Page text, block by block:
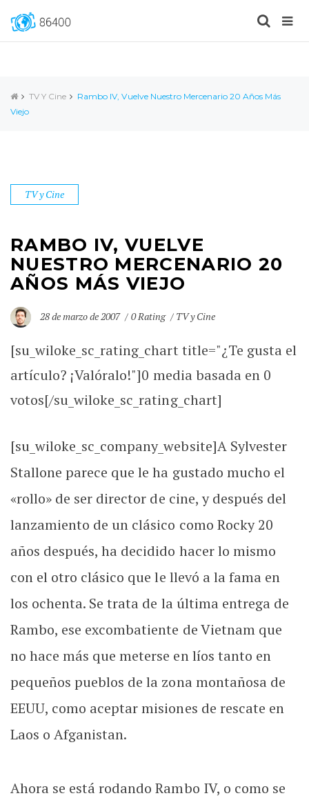
TV Y Cine
Rambo IV, Vuelve Nuestro Mercenario 20 Años Más
Viejo
TV y Cine
RAMBO IV, VUELVE
NUESTRO MERCENARIO 20
AÑOS MÁS VIEJO
28 de marzo de 2007 0 Rating TV y Cine
[su_wiloke_sc_rating_chart title="¿Te gusta el
artículo? ¡Valóralo!"]0 media basada en 0
votos[/su_wiloke_sc_rating_chart]
[su_wiloke_sc_company_website]A Sylvester
Stallone parece que le ha gustado mucho el
«rollo» de ser director de cine, y después del
lanzamiento de un clásico como Rocky 20
años después, ha decidido hacer lo mismo
con el otro clásico que le llevó a la fama en
los ochenta. Se trata de la última entrega de
Rambo, ese excombatiente de Vietnam que
no hace más que meterse en líos tanto en
pequeños pueblos de la zona montañosa de
EEUU, como aceptar misiones de rescate en
Laos o Afganistan.
Ahora se está rodando Rambo IV, o como se